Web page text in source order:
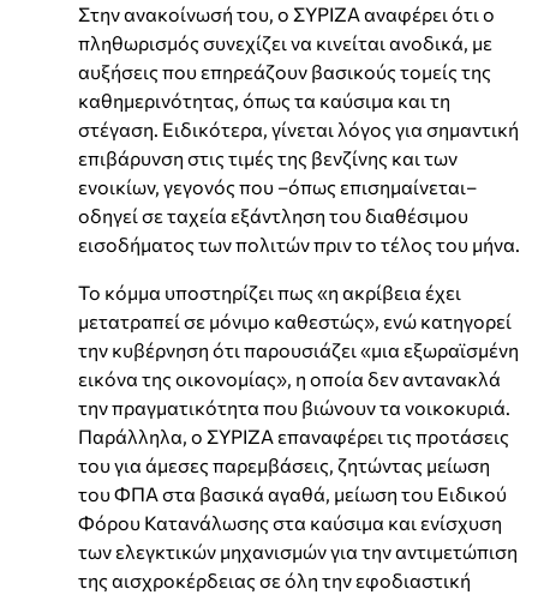
Στην ανακοίνωσή του, ο ΣΥΡΙΖΑ αναφέρει ότι ο
πληθωρισμός συνεχίζει να κινείται ανοδικά, με
αυξήσεις που επηρεάζουν βασικούς τομείς της
καθημερινότητας, όπως τα καύσιμα και τη
στέγαση. Ειδικότερα, γίνεται λόγος για σημαντική
επιβάρυνση στις τιμές της βενζίνης και των
ενοικίων, γεγονός που –όπως επισημαίνεται–
οδηγεί σε ταχεία εξάντληση του διαθέσιμου
εισοδήματος των πολιτών πριν το τέλος του μήνα.
Το κόμμα υποστηρίζει πως «η ακρίβεια έχει
μετατραπεί σε μόνιμο καθεστώς», ενώ κατηγορεί
την κυβέρνηση ότι παρουσιάζει «μια εξωραϊσμένη
εικόνα της οικονομίας», η οποία δεν αντανακλά
την πραγματικότητα που βιώνουν τα νοικοκυριά.
Παράλληλα, ο ΣΥΡΙΖΑ επαναφέρει τις προτάσεις
του για άμεσες παρεμβάσεις, ζητώντας μείωση
του ΦΠΑ στα βασικά αγαθά, μείωση του Ειδικού
Φόρου Κατανάλωσης στα καύσιμα και ενίσχυση
των ελεγκτικών μηχανισμών για την αντιμετώπιση
της αισχροκέρδειας σε όλη την εφοδιαστική